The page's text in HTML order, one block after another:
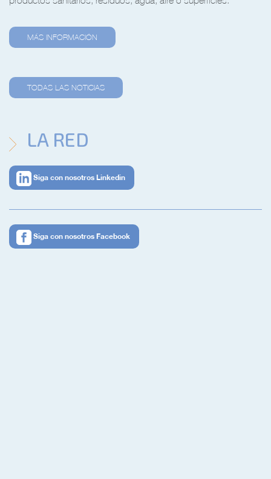
MÁS INFORMACIÓN
TODAS LAS NOTICIAS
LA RED
Siga con nosotros Linkedin
Siga con nosotros Facebook